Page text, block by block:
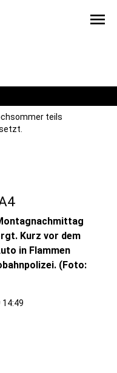
menu
teils
Kurz vor dem
in Flammen
(Foto:
14:49